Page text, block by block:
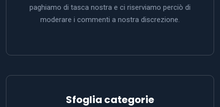
paghiamo di tasca nostra e ci riserviamo perciò di
moderare i commenti a nostra discrezione.
Sfoglia categorie